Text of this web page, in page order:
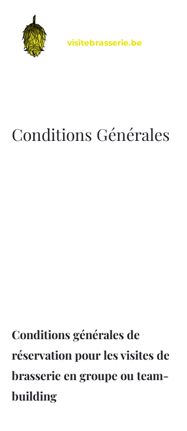
visitebrasserie.be
Conditions Générales
Conditions générales de
réservation pour les visites de
brasserie en groupe ou team-
building